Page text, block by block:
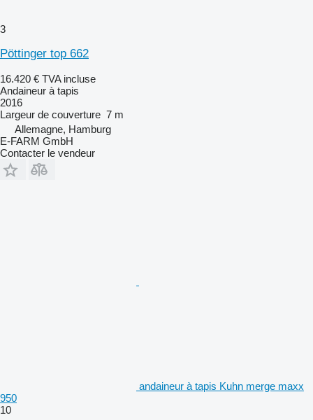
3
Pöttinger top 662
16.420 € TVA incluse
Andaineur à tapis
2016
Largeur de couverture 7 m
Allemagne, Hamburg
E-FARM GmbH
Contacter le vendeur
andaineur à tapis Kuhn merge maxx
950
10